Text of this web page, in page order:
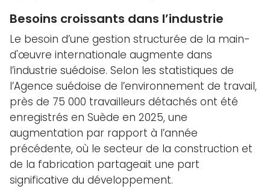
Besoins croissants dans l’industrie
Le besoin d’une gestion structurée de la main-
d'œuvre internationale augmente dans
l’industrie suédoise. Selon les statistiques de
l’Agence suédoise de l’environnement de travail,
près de 75 000 travailleurs détachés ont été
enregistrés en Suède en 2025, une
augmentation par rapport à l’année
précédente, où le secteur de la construction et
de la fabrication partageait une part
significative du développement.